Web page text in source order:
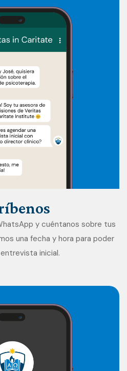
y cuéntanos sobre tus
una fecha y hora para poder
inicial.